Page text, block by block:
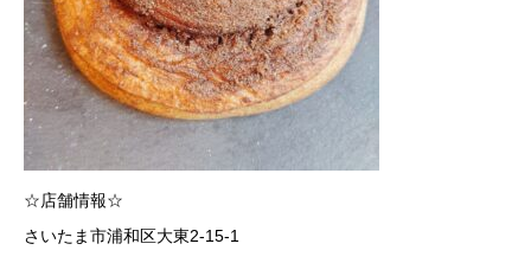
☆店舗情報☆
さいたま市浦和区大東2-15-1